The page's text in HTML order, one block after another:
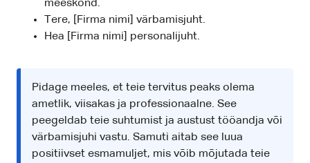
meeskond.
Tere, [Firma nimi] värbamisjuht.
Hea [Firma nimi] personalijuht.
Pidage meeles, et teie tervitus peaks olema
ametlik, viisakas ja professionaalne. See
peegeldab teie suhtumist ja austust tööandja või
värbamisjuhi vastu. Samuti aitab see luua
positiivset esmamuljet, mis võib mõjutada teie